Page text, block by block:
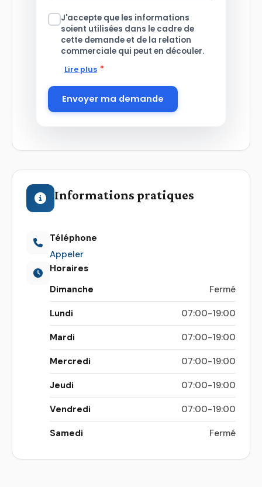
J'accepte que les informations
soient utilisées dans le cadre de
cette demande et de la relation
commerciale qui peut en découler.
Lire plus *
Envoyer ma demande
Informations pratiques
Téléphone
Appeler
Horaires
Dimanche
Fermé
Lundi 07:00-19:00
Mardi 07:00-19:00
Mercredi 07:00-19:00
Jeudi 07:00-19:00
Vendredi 07:00-19:00
Samedi Fermé